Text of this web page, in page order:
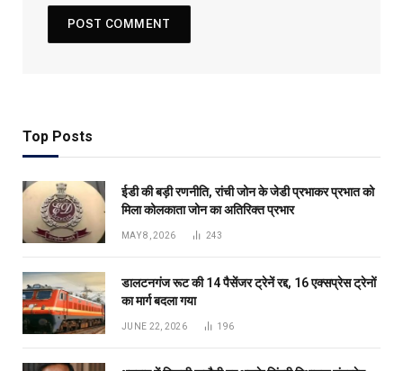
Top Posts
ईडी की बड़ी रणनीति, रांची जोन के जेडी प्रभाकर प्रभात को
मिला कोलकाता जोन का अतिरिक्त प्रभार
MAY 8, 2026 243
डालटनगंज रूट की 14 पैसेंजर ट्रेनें रद्द, 16 एक्सप्रेस ट्रेनों
का मार्ग बदला गया
JUNE 22, 2026 196